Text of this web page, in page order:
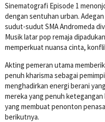
Sinematografi Episode 1
dengan sentuhan urban.
sudut-sudut SMA Andromeda
Musik latar pop remaja
memperkuat nuansa cinta,
Akting pemeran utama
penuh kharisma sebagai
menghadirkan energi berani
mereka yang penuh
yang membuat penonton
berikutnya.